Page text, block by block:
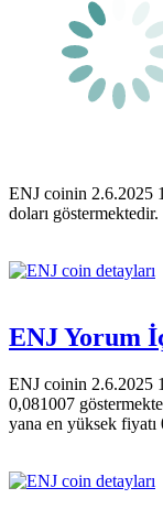
ENJ coinin 2.6.2025
doları göstermektedir.
ENJ Yorum
ENJ coinin 2.6.2025
0,081007
yana en yüksek